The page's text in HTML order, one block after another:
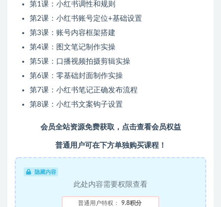
第1课：小红书调性和规则
第2课：小红书账号定位+基础设置
第3课：账号内容框架搭建
第4课：图文笔记制作实操
第5课：口播视频拍摄剪辑实操
第6课：零基础封面制作实操
第7课：小红书笔记正确发布流程
第8课：小红书文案钩子设置
会员全站资源免费获取， 点击查看会员权益
普通用户可在下方单独购买课程！
隐藏内容
此处内容需要权限查看
普通用户特权： 9.8积分